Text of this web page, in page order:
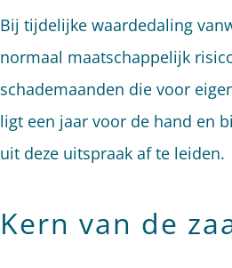
Bij tijdelijke waardedaling
normaal maatschappelijk
schademaanden die voor
ligt een jaar voor de hand en
uit deze uitspraak af te leiden.
Kern van de